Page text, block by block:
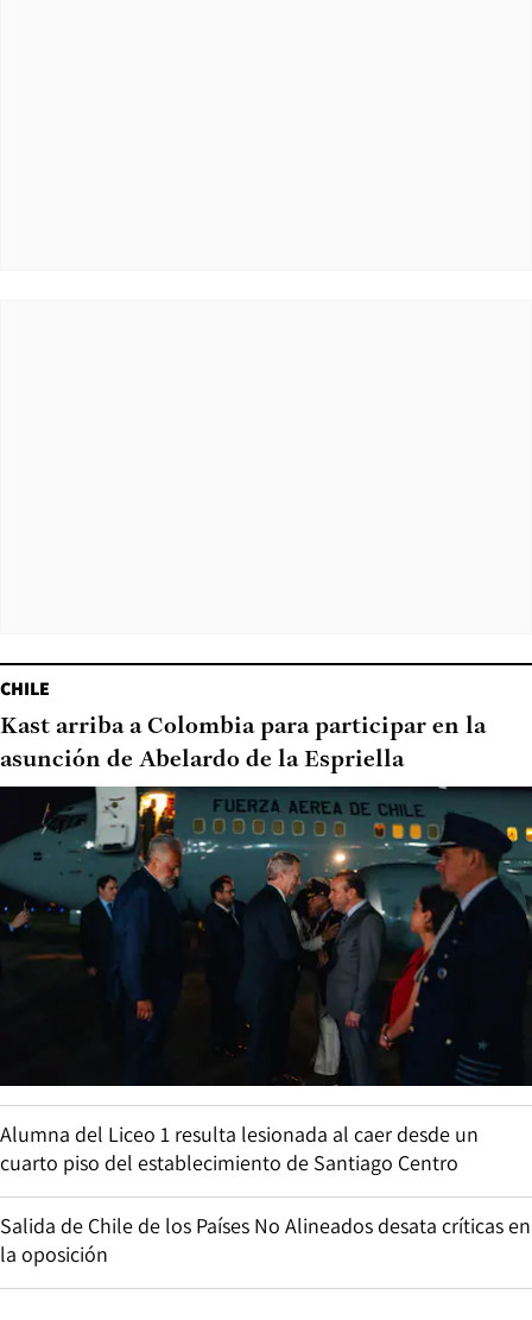
CHILE
Kast arriba a Colombia para participar en la
asunción de Abelardo de la Espriella
Alumna del Liceo 1 resulta lesionada al caer desde un
cuarto piso del establecimiento de Santiago Centro
Salida de Chile de los Países No Alineados desata críticas en
la oposición